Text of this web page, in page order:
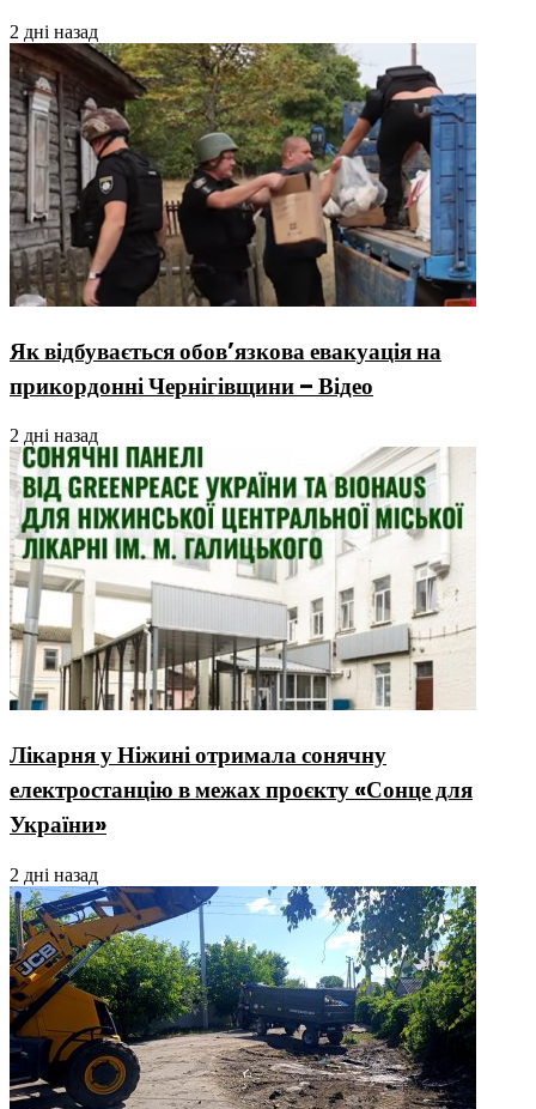
2 дні назад
Як відбувається обов’язкова евакуація на
прикордонні Чернігівщини – Відео
2 дні назад
Лікарня у Ніжині отримала сонячну
електростанцію в межах проєкту «Сонце для
України»
2 дні назад